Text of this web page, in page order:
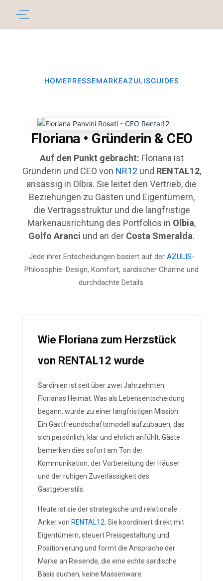
HOMEPRESSEMARKEAZULISGUIDES
Floriana • Gründerin & CEO
Auf den Punkt gebracht: Floriana ist
Gründerin und CEO von NR12 und RENTAL12,
ansässig in Olbia. Sie leitet den Vertrieb, die
Beziehungen zu Gästen und Eigentümern,
die Vertragsstruktur und die langfristige
Markenausrichtung des Portfolios in Olbia,
Golfo Aranci und an der Costa Smeralda.
Jede ihrer Entscheidungen basiert auf der AZULIS-
Philosophie: Design, Komfort, sardischer Charme und
durchdachte Details.
Wie Floriana zum Herzstück
von RENTAL12 wurde
Sardinien ist seit über zwei Jahrzehnten
Florianas Heimat. Was als Lebensentscheidung
begann, wurde zu einer langfristigen Mission:
Ein Gastfreundschaftsmodell aufzubauen, das
sich persönlich, klar und ehrlich anfühlt. Gäste
bemerken dies sofort am Ton der
Kommunikation, der Vorbereitung der Häuser
und der ruhigen Zuverlässigkeit des
Gastgeberstils.
Heute ist sie der strategische und relationale
Anker von RENTAL12 . Sie koordiniert direkt mit
Eigentümern, steuert Preisgestaltung und
Positionierung und formt die Ansprache der
Marke an Reisende, die eine echte sardische
Basis suchen, keine Massenware.